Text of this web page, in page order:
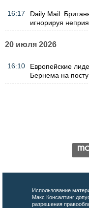
16:17
Daily Mail:
игнорируя
20 июля 2026
16:10
Европейские
Бернема на
Использование
Макс Консалтинг
разрешения